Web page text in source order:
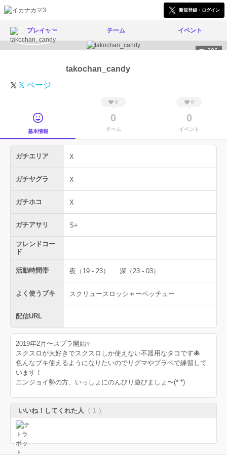
新規登録・ログイン
プレイヤー チーム イベント
296
takochan_candy
𝕏 ページ
基本情報
0
0
チーム
0
0
イベント
ガチエリア X
ガチヤグラ X
ガチホコ X
ガチアサリ S+
フレンドコー
ド
活動時間帯 夜（19 - 23） 深（23 - 03）
よく使うブキ スクリュースロッシャーベッチュー
配信URL
2019年2月〜スプラ開始✨
スクスロが大好きでスクスロしか使えない不器用なタコです🐙
色んなブキ使えるようになりたいのでリグマやプラベで練習して
います！
エンジョイ勢の方、いっしょにのんびり遊びましょ〜(*¨*)
いいね！してくれた人 （ 1 ）